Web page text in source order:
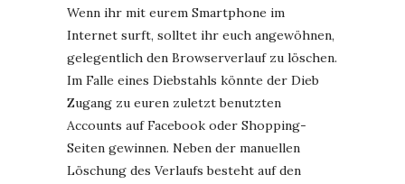
Wenn ihr mit eurem Smartphone im
Internet surft, solltet ihr euch angewöhnen,
gelegentlich den Browserverlauf zu löschen.
Im Falle eines Diebstahls könnte der Dieb
Zugang zu euren zuletzt benutzten
Accounts auf Facebook oder Shopping-
Seiten gewinnen. Neben der manuellen
Löschung des Verlaufs besteht auf den